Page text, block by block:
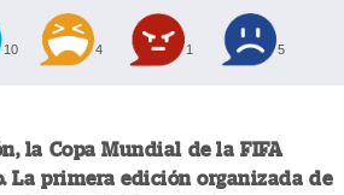
10 4 1 5
la Copa Mundial de la FIFA
La primera edición organizada de